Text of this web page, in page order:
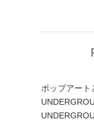
ポップアー